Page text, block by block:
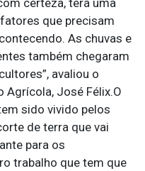
certeza, terá uma
que precisam
As chuvas e
também chegaram
avaliou o
Agrícola, José Félix.O
sido vivido pelos
de terra que vai
para os
trabalho que tem que